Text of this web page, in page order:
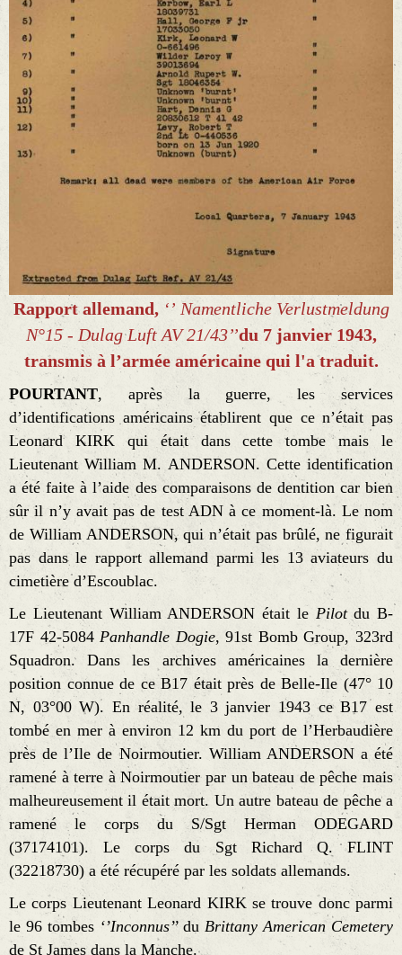
Rapport allemand, ‘’ Namentliche Verlustmeldung
N°15 - Dulag Luft AV 21/43’’du 7 janvier 1943,
transmis à l’armée américaine qui l'a traduit.
POURTANT, après la guerre, les services
d’identifications américains établirent que ce n’était pas
Leonard KIRK qui était dans cette tombe mais le
Lieutenant William M. ANDERSON. Cette identification
a été faite à l’aide des comparaisons de dentition car bien
sûr il n’y avait pas de test ADN à ce moment-là. Le nom
de William ANDERSON, qui n’était pas brûlé, ne figurait
pas dans le rapport allemand parmi les 13 aviateurs du
cimetière d’Escoublac.
Le Lieutenant William ANDERSON était le Pilotdu B-
17F 42-5084 Panhandle Dogie, 91st Bomb Group, 323rd
Squadron. Dans les archives américaines la dernière
position connue de ce B17 était près de Belle-Ile (47° 10
N, 03°00 W). En réalité, le 3 janvier 1943 ce B17 est
tombé en mer à environ 12 km du port de l’Herbaudière
près de l’Ile de Noirmoutier. William ANDERSON a été
ramené à terre à Noirmoutier par un bateau de pêche mais
malheureusement il était mort. Un autre bateau de pêche a
ramené le corps du S/Sgt Herman ODEGARD
(37174101). Le corps du Sgt Richard Q. FLINT
(32218730) a été récupéré par les soldats allemands.
Le corps Lieutenant Leonard KIRK se trouve donc parmi
le 96 tombes ‘’Inconnus’’du Brittany American Cemetery
de St James dans la Manche.